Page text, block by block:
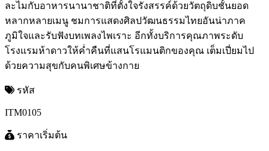
ละไมกับอาหารนานาชาติที่ตั้งใจรังสรรค์ด้วยวัตถุดิบชั้นยอด
หลากหลายเมนู ชมการแสดงศิลปวัฒนธรรมไทยอันน่าภาค
ภูมิใจและรับฟังบทเพลงไพเราะ อีกทั้งบริการคุณภาพระดับ
โรงแรมห้าดาวให้ค่ำคืนที่แสนโรแมนติกของคุณ เต็มเปี่ยมไป
ด้วยความสุขกับคนพิเศษข้างกาย
รหัส
ITM0105
ราคาเริ่มต้น